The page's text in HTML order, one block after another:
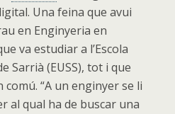
Una feina que avui
en Enginyeria en
va estudiar a l’Escola
Sarrià (EUSS), tot i que
“A un enginyer se li
al qual ha de buscar una